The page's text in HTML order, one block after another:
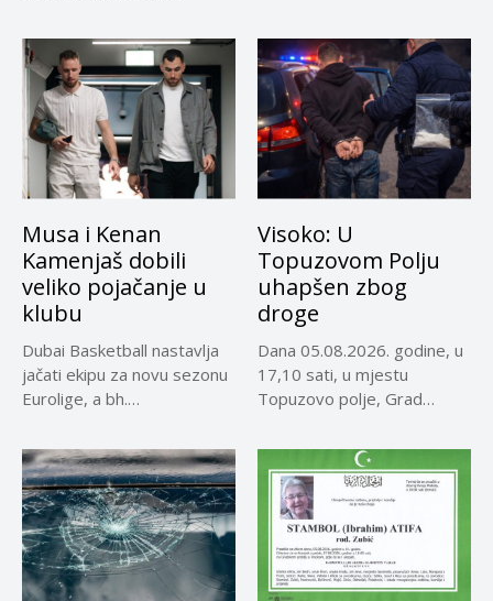
30 dana...
Musa i Kenan
Kamenjaš dobili
veliko pojačanje u
klubu
Dubai Basketball nastavlja
jačati ekipu za novu sezonu
Eurolige, a bh.
Visoko: U
Topuzovom Polju
uhapšen zbog
droge
Dana 05.08.2026. godine, u
17,10 sati, u mjestu
Topuzovo polje, Grad